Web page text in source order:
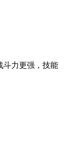
斗力更强，技能